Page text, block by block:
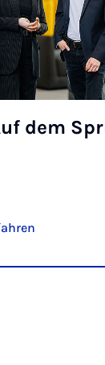
dem